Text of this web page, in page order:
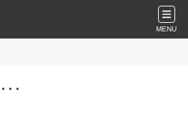
MENU
QUAND ÇA COÛTE . . .